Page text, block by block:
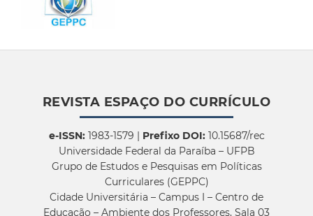
REVISTA ESPAÇO DO CURRÍCULO
e-ISSN:1983-1579 | Prefixo DOI:10.15687/rec
Universidade Federal da Paraíba – UFPB
Grupo de Estudos e Pesquisas em Políticas
Curriculares (GEPPC)
Cidade Universitária – Campus I – Centro de
Educação – Ambiente dos Professores, Sala 03